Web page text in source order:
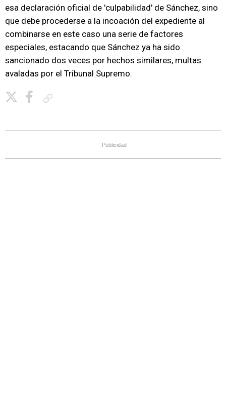
esa declaración oficial de 'culpabilidad' de Sánchez, sino
que debe procederse a la incoación del expediente al
combinarse en este caso una serie de factores
especiales, estacando que Sánchez ya ha sido
sancionado dos veces por hechos similares, multas
avaladas por el Tribunal Supremo.
Publicidad